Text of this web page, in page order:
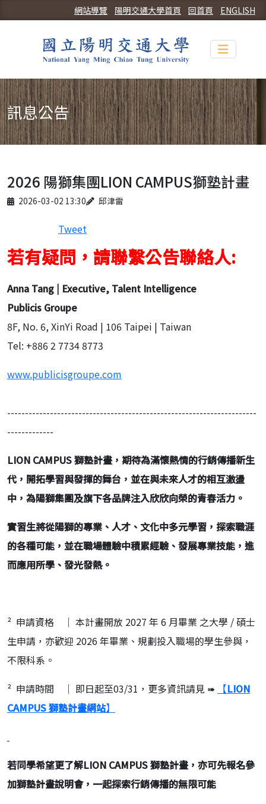
ENGLISH
回首頁
陽明交通大學首頁
網站導覽
Toggle
訊息公告
2026 陽獅集團LION CAMPUS獅塾計畫
Published on
2026-03-02 13:30
Author 邱津雷
Tweet
若有疑問，請聯繫公告聯絡人:
Anna Tang | Executive, Talent Intelligence
Publicis Groupe
8F, No. 6, XinYi Road | 106 Taipei | Taiwan
Tel: +886 2 7734 8773
www.publicisgroupe.com
----------------------------------------------------------------------
-------------
LION CAMPUS獅塾計畫，期待為滿懷熱情的行銷傳播新生
代，開拓學習與發揮的舞台，並在與未來人才的相互激盪
中，為陽獅集團及旗下各品牌注入欣欣向榮的青春活力。
實習生將從陽獅的專業、人才、文化中多元學習，探索職涯
的各種可能，並在職場體驗中積累經驗、發展專業技能，進
而應用所學、發光發熱。
² 申請資格 ｜ 本計畫開放 2027 年 6 月畢業 之大學 / 碩士
生申請，亦歡迎 2026 年畢業、規劃投入職場的學生參與，
不限科系。
² 申請時間 ｜ 即日起至03/31，更多資訊請見 ➠ 【LION
CAMPUS獅塾計畫網站】
若同學希望更了解LION CAMPUS獅塾計畫，亦可先報名參
加獅塾計畫說明會，一起探索行銷傳播的無限可能